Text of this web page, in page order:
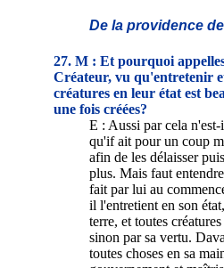
De la providence
27. M : Et pourquoi
Créateur, vu qu'entretenir
créatures en leur état est
une fois créées?
E : Aussi par cela
qu'if ait pour un coup
afin de les délaisser
plus. Mais faut
fait par lui au
il l'entretient en son
terre, et toutes
sinon par sa vertu.
toutes choses en sa